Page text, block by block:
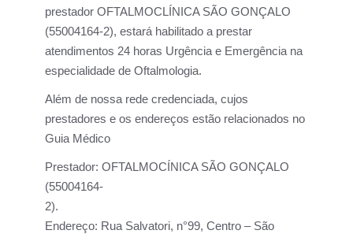
prestador OFTALMOCLÍNICA SÃO GONÇALO
(55004164-2), estará habilitado a prestar
atendimentos 24 horas Urgência e Emergência na
especialidade de Oftalmologia.
Além de nossa rede credenciada, cujos
prestadores e os endereços estão relacionados no
Guia Médico
Prestador: OFTALMOCÍNICA SÃO GONÇALO
(55004164-
2).
Endereço: Rua Salvatori, n°99, Centro – São